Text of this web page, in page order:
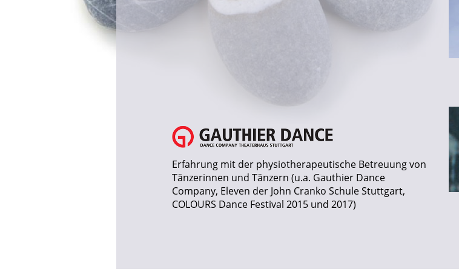
Erfahrung mit der physiotherapeutische Betreuung von
Tänzerinnen und Tänzern (u.a. Gauthier Dance
Company, Eleven der John Cranko Schule Stuttgart,
COLOURS Dance Festival 2015 und 2017)